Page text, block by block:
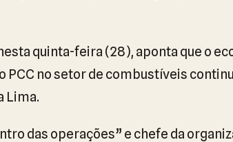
quinta-feira (28), aponta que o
PCC no setor de combustíveis
Lima.
das operações” e chefe da